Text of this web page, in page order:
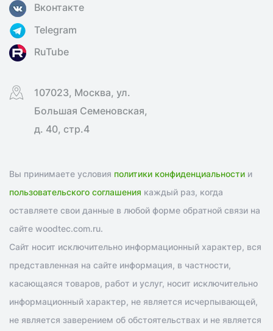
Вконтакте
Telegram
RuTube
107023, Москва, ул.
Большая Семеновская,
д. 40, стр.4
Вы принимаете условия политики конфиденциальности и
пользовательского соглашения каждый раз, когда
оставляете свои данные в любой форме обратной связи на
сайте woodtec.com.ru.
Сайт носит исключительно информационный характер, вся
представленная на сайте информация, в частности,
касающаяся товаров, работ и услуг, носит исключительно
информационный характер, не является исчерпывающей,
не является заверением об обстоятельствах и не является